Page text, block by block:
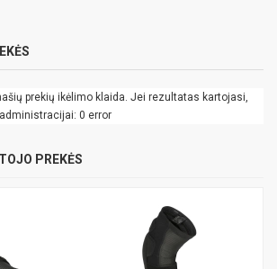
prekių ikėlimo klaida. Jei rezultatas kartojasi,
0 error
PREKĖS